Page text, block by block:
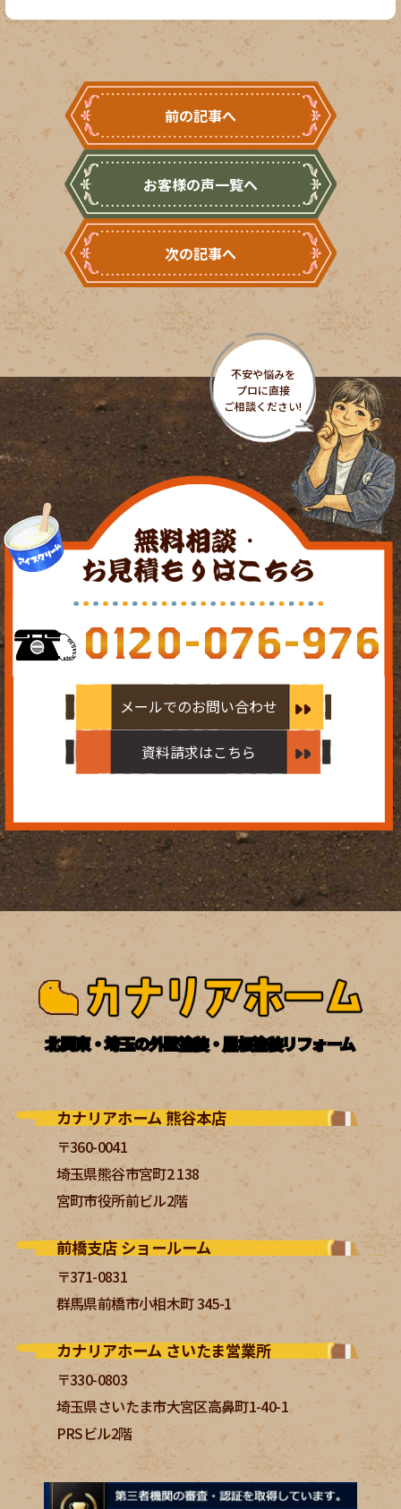
前の記事へ
お客様の声一覧へ
次の記事へ
無料相談・
お見積もりはこちら
0120-076-976
メールでのお問い合わせ
資料請求はこちら
北関東・埼玉の外壁塗装・屋根塗装リフォーム
カナリアホーム 熊谷本店
〒360-0041
埼玉県熊谷市宮町2 138
宮町市役所前ビル2階
前橋支店 ショールーム
〒371-0831
群馬県前橋市小相木町 345-1
カナリアホーム さいたま営業所
〒330-0803
埼玉県さいたま市大宮区高鼻町1-40-1
PRSビル2階